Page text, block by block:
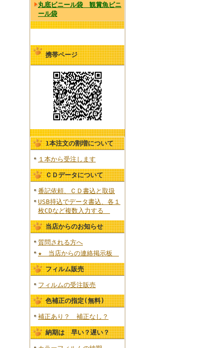
丸底ビニール袋 観賞魚ビニ
ール袋
携帯ページ
1本注文の割増について
１本から受注します
ＣＤデータについて
番記依頼、ＣＤ書込と取扱
USB持込でデータ書込、各１
枚CDなど複数入力する
当店からのお知らせ
質問される方へ
★ 当店からの連絡掲示板
フィルム販売
フィルムの受注販売
色補正の指定(無料)
補正あり？ 補正なし？
納期は 早い？遅い？